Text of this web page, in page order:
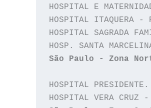
HOSPITAL E
HOSPITAL ITAQUERA -
HOSPITAL SAGRADA
São Paulo - Zona
HOSPITAL